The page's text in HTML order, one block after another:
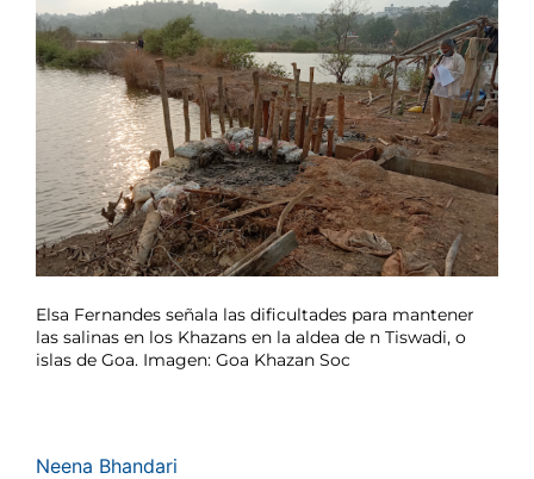
Elsa Fernandes señala las dificultades para mantener
las salinas en los Khazans en la aldea de n Tiswadi, o
islas de Goa. Imagen: Goa Khazan Soc
Neena Bhandari